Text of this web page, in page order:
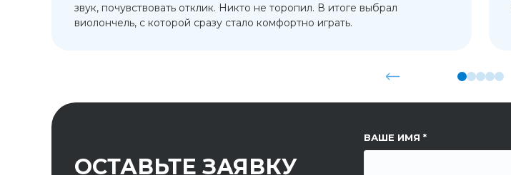
звук, почувствовать отклик. Никто не торопил. В итоге выбрал
виолончель, с которой сразу стало комфортно играть.
ОСТАВЬТЕ ЗАЯВКУ
ВАШЕ ИМЯ
ССЫЛКА НА СТРАНИЦУ